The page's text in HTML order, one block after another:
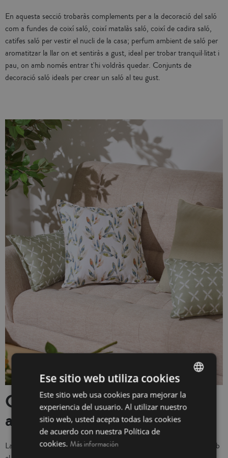
En aquesta secció trobaràs complements per a la decoració del saló
com a fundes de coixí saló, coixí matalàs saló, coixí de cadira saló,
catifes saló per vestir el nucli de la casa; perfum ambient de saló per
aromatitzar la llar on et sentiràs a gust, ideal per trobar tranquil·litat i
pau, on amb només entrar t'hi voldràs quedar. Conjunts de
decoració saló ideals per crear un saló al teu gust.
Que bé senti un saló
acollidor…
La decoració saló diu molt sobre tu… sorprèn els teus convidats amb
SPANISH
INGLÉS
Ese sitio web utiliza cookies
Este sitio web usa cookies para mejorar la
experiencia del usuario. Al utilizar nuestro
sitio web, usted acepta todas las cookies
de acuerdo con nuestra Política de
cookies. Más información